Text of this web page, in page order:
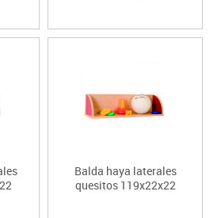
Balda haya laterales
quesitos 119x22x22